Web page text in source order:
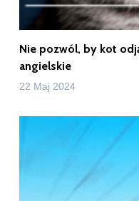
Nie pozwól, by kot
angielskie
22 Maj 2024